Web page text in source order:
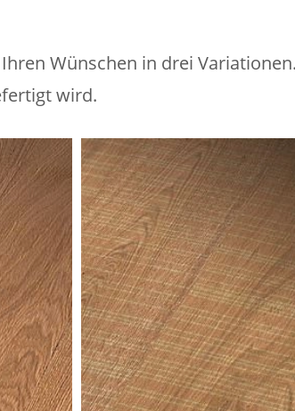
Wünschen in drei
wird.